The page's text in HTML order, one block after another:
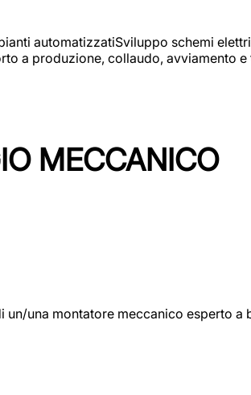
automatizzatiSviluppo schemi
a produzione, collaudo,
MECCANICO
un/una montatore meccanico